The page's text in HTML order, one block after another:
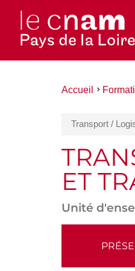
Vous
Accueil
Transport /
ET
Unité